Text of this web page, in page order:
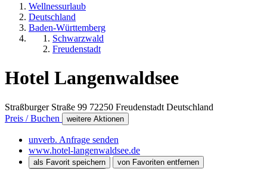
Wellnessurlaub
Deutschland
Baden-Württemberg
Schwarzwald
Freudenstadt
Hotel Langenwaldsee
Straßburger Straße 99 72250 Freudenstadt Deutschland
Preis / Buchen
weitere Aktionen
unverb. Anfrage senden
www.hotel-langenwaldsee.de
als Favorit speichern
von Favoriten entfernen